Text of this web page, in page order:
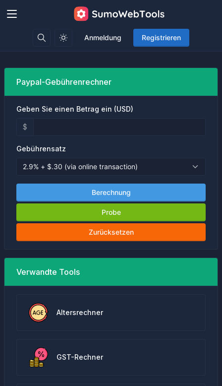
Anmeldung Registrieren
Paypal-Gebührenrechner
Geben Sie einen Betrag ein (USD)
$
Gebührensatz
Berechnung
Probe
Zurücksetzen
Verwandte Tools
Altersrechner
GST-Rechner